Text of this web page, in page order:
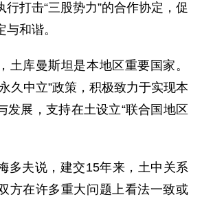
行打击“三股势力”的合作协定，促
和谐。
库曼斯坦是本地区重要国家。
久中立”政策，积极致力于实现本
发展，支持在土设立“联合国地区
夫说，建交15年来，土中关系
方在许多重大问题上看法一致或